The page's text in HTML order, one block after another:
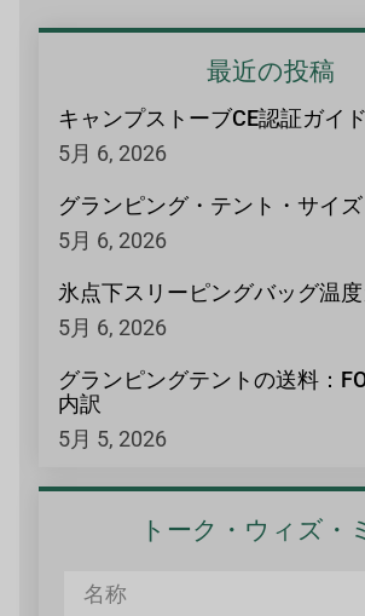
最近の投稿
キャンプストーブCE認証ガイド
5月 6, 2026
グランピング・テント・サイ
5月 6, 2026
氷点下スリーピングバッグ温
5月 6, 2026
グランピングテントの送料：
内訳
5月 5, 2026
トーク・ウィズ・